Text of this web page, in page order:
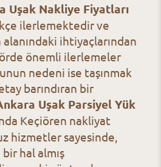
Uşak Nakliye Fiyatları
ilerlemektedir ve
alanındaki ihtiyaçlarından
önemli ilerlemeler
nedeni ise taşınmak
barındıran bir
Uşak Parsiyel Yük
Keçiören nakliyat
hizmetler sayesinde,
hal almış